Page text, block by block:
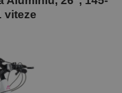
viteze